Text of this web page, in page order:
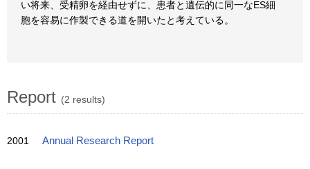
い将来、受精卵を経由せずに、患者と遺伝的に同一なES細
胞を容易に作製できる道を開いたと考えている。
Report (2 results)
2001 Annual Research Report